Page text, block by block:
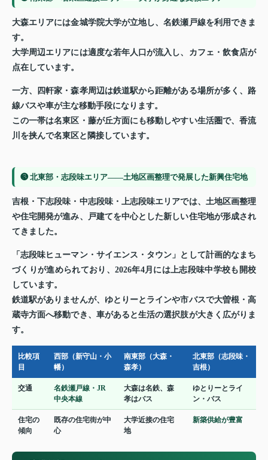
大森エリアには金城学院大学が立地し、名鉄瀬戸線を利用できま
す。
大学周辺エリアには適度な若年人口が流入し、カフェ・飲食店が
点在しています。
一方、四軒家・森孝周辺は鉄道駅から距離がある場所が多く、路
線バスや車が主な移動手段になります。
この一帯は名東区・藤が丘方面にも移動しやすい生活圏で、香流
川を挟んで名東区と隣接しています。
❸ 北東部・志段味エリア——土地区画整理で発展した新興住宅地
吉根・下志段味・中志段味・上志段味エリアでは、土地区画整理
や住宅開発が進み、戸建てを中心とした新しい住宅地が形成され
てきました。
「志段味ヒューマン・サイエンス・タウン」として計画的なまち
づくりが進められており、2026年4月には上志段味中学校も開校
しています。
鉄道駅がありませんが、ゆとりーとラインや市バスで大曽根・高
蔵寺方面へ移動でき、車があると生活の選択肢が大きく広がりま
す。
比較項
目
西部（新守山・小
幡）
南東部（大森・
森孝）
北東部（志段味・
吉根）
交通
名鉄瀬戸線・JR
中央本線
大森は名鉄、森
孝はバス
ゆとりーとライ
ン・バス
住宅の
傾向
既存の住宅街が中
心
大学近接の住宅
地
新築供給が豊富